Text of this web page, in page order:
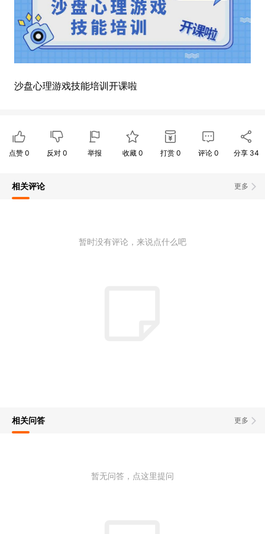
沙盘心理游戏技能培训开课啦
点赞 0 反对 0 举报 收藏 0 打赏 0 评论 0 分享 34
更多
相关评论
暂时没有评论，来说点什么吧
更多
相关问答
暂无问答，点这里提问